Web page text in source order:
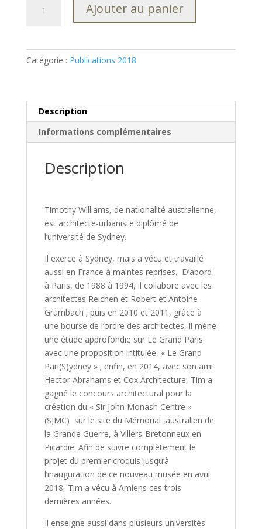
temps
Ajouter au panier
Catégorie : Publications 2018
Description
Informations complémentaires
Description
Timothy Williams, de nationalité australienne,
est architecte-urbaniste diplômé de
l’université de Sydney.
Il exerce à Sydney, mais a vécu et travaillé
aussi en France à maintes reprises. D’abord
à Paris, de 1988 à 1994, il collabore avec les
architectes Reichen et Robert et Antoine
Grumbach ; puis en 2010 et 2011, grâce à
une bourse de l’ordre des architectes, il mène
une étude approfondie sur Le Grand Paris
avec une proposition intitulée, « Le Grand
Pari(S)ydney » ; enfin, en 2014, avec son ami
Hector Abrahams et Cox Architecture, Tim a
gagné le concours architectural pour la
création du « Sir John Monash Centre »
(SJMC) sur le site du Mémorial australien de
la Grande Guerre, à Villers-Bretonneux en
Picardie. Afin de suivre complètement le
projet du premier croquis jusqu’à
l’inauguration de ce nouveau musée en avril
2018, Tim a vécu à Amiens ces trois
dernières années.
Il enseigne aussi dans plusieurs universités